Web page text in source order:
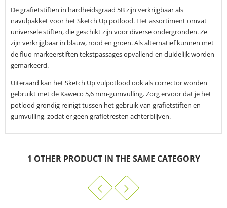
De grafietstiften in hardheidsgraad 5B zijn verkrijgbaar als
navulpakket voor het Sketch Up potlood. Het assortiment omvat
universele stiften, die geschikt zijn voor diverse ondergronden. Ze
zijn verkrijgbaar in blauw, rood en groen. Als alternatief kunnen met
de fluo markeerstiften tekstpassages opvallend en duidelijk worden
gemarkeerd.
Uiteraard kan het Sketch Up vulpotlood ook als corrector worden
gebruikt met de Kaweco 5,6 mm-gumvulling. Zorg ervoor dat je het
potlood grondig reinigt tussen het gebruik van grafietstiften en
gumvulling, zodat er geen grafietresten achterblijven.
1 OTHER PRODUCT IN THE SAME CATEGORY